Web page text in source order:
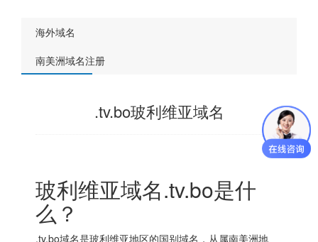
海外域名
南美洲域名注册
.tv.bo玻利维亚域名
玻利维亚域名.tv.bo是什
么？
.tv.bo域名是玻利维亚地区的国别域名，从属南美洲地